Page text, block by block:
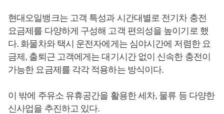
현대오일뱅크는 고객 특성과 시간대별로 전기차 충전
요금제를 다양하게 구성해 고객 편의성을 높이기로 했
다. 화물차와 택시 운전자에게는 심야시간에 저렴한 요
금제, 출퇴근 고객에게는 대기시간 없이 신속한 충전이
가능한 요금제를 각각 적용하는 방식이다.
이 밖에 주유소 유휴공간을 활용한 세차, 물류 등 다양한
신사업을 추진하고 있다.